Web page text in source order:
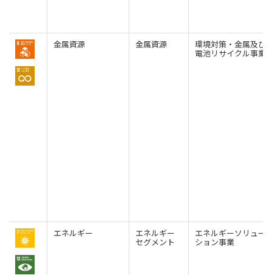
金属資源 金属資源 環境対策・金属及び
電池リサイクル事業
エネルギー エネルギー
セグメント
エネルギーソリュー
ション事業